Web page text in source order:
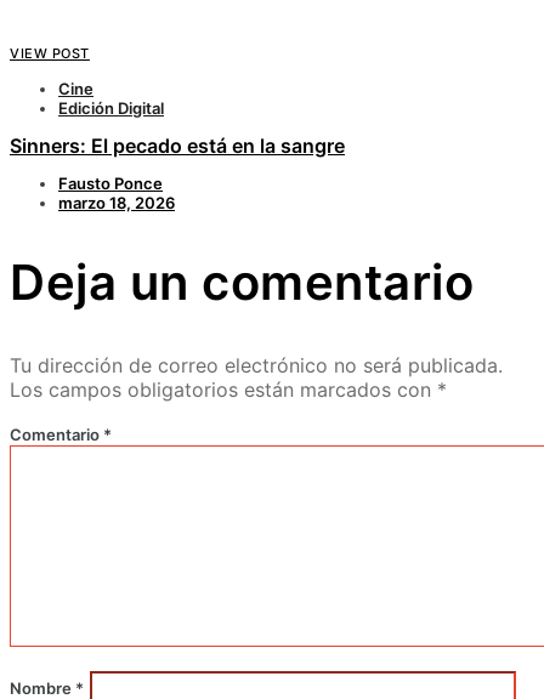
VIEW POST
Cine
Edición Digital
Sinners: El pecado está en la sangre
Fausto Ponce
marzo 18, 2026
Deja un comentario
Tu dirección de correo electrónico no será publicada.
Los campos obligatorios están marcados con *
Comentario *
Nombre *